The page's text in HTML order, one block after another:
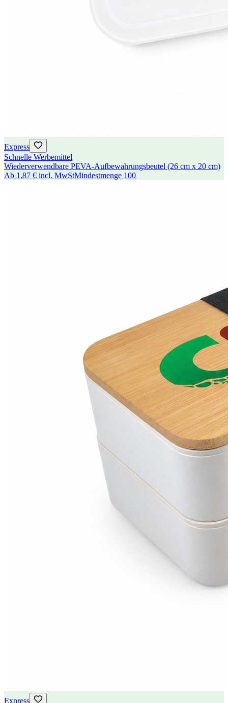
Express
Schnelle Werbemittel
Wiederverwendbare PEVA-Aufbewahrungsbeutel (26 cm x 20 cm)
Ab 1,87 € incl. MwStMindestmenge 100
Express